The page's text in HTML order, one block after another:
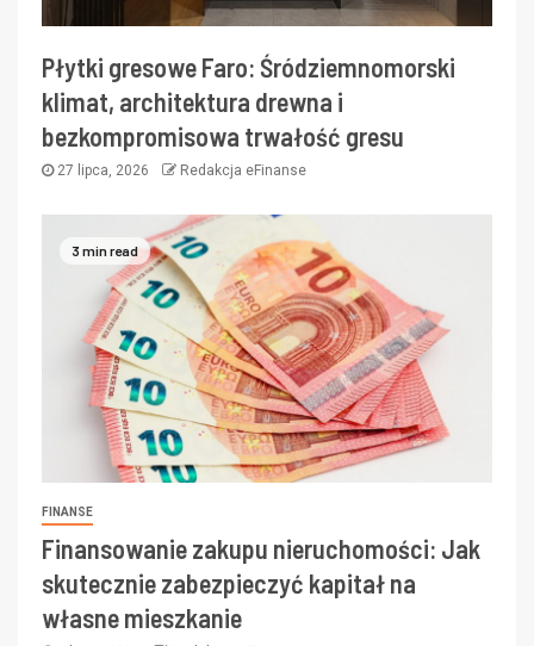
Płytki gresowe Faro: Śródziemnomorski
klimat, architektura drewna i
bezkompromisowa trwałość gresu
27 lipca, 2026 Redakcja eFinanse
3 min read
FINANSE
Finansowanie zakupu nieruchomości: Jak
skutecznie zabezpieczyć kapitał na
własne mieszkanie